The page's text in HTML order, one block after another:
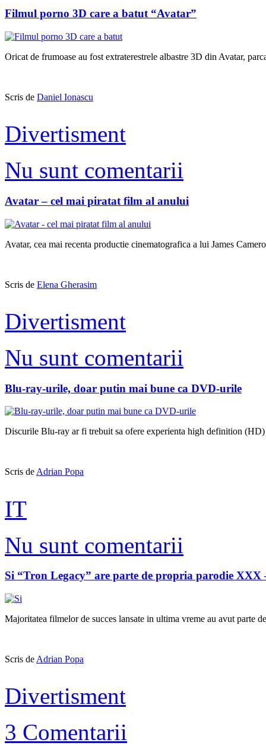
Filmul porno 3D care a batut “Avatar”
Oricat de frumoase au fost extraterestrele albastre 3D din Avatar,
Scris de Daniel Ionascu
Divertisment
Nu sunt comentarii
Avatar – cel mai piratat film al anului
Avatar, cea mai recenta productie cinematografica a lui James
Scris de Elena Gherasim
Divertisment
Nu sunt comentarii
Blu-ray-urile, doar putin mai bune ca DVD-urile
Discurile Blu-ray ar fi trebuit sa ofere experienta high definition
Scris de Adrian Popa
IT
Nu sunt comentarii
Si “Tron Legacy” are parte de propria parodie XXX
Majoritatea filmelor de succes lansate in ultima vreme au avut
Scris de Adrian Popa
Divertisment
3 Comentarii